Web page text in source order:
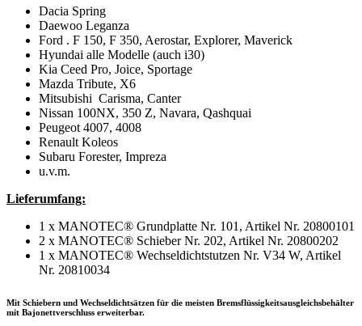
Dacia Spring
Daewoo Leganza
Ford . F 150, F 350, Aerostar, Explorer, Maverick
Hyundai alle Modelle (auch i30)
Kia Ceed Pro, Joice, Sportage
Mazda Tribute, X6
Mitsubishi Carisma, Canter
Nissan 100NX, 350 Z, Navara, Qashquai
Peugeot 4007, 4008
Renault Koleos
Subaru Forester, Impreza
u.v.m.
Lieferumfang:
1 x MANOTEC® Grundplatte Nr. 101, Artikel Nr. 20800101
2 x MANOTEC® Schieber Nr. 202, Artikel Nr. 20800202
1 x MANOTEC® Wechseldichtstutzen Nr. V34 W, Artikel
Nr. 20810034
Mit Schiebern und Wechseldichtsätzen für die meisten Bremsflüssigkeitsausgleichsbehälter
mit Bajonettverschluss erweiterbar.